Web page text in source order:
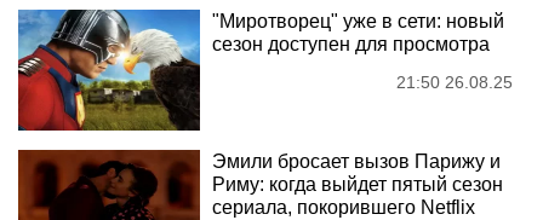
"Миротворец" уже в сети: новый
сезон доступен для просмотра
21:50 26.08.25
Эмили бросает вызов Парижу и
Риму: когда выйдет пятый сезон
сериала, покорившего Netflix